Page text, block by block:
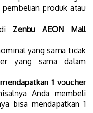
produk atau
Zenbu AEON Mall
yang sama tidak
yang sama dalam
1 voucher
Anda membeli
bisa mendapatkan 1